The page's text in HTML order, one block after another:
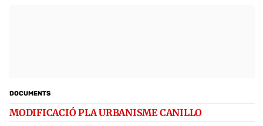
DOCUMENTS
MODIFICACIÓ PLA URBANISME CANILLO